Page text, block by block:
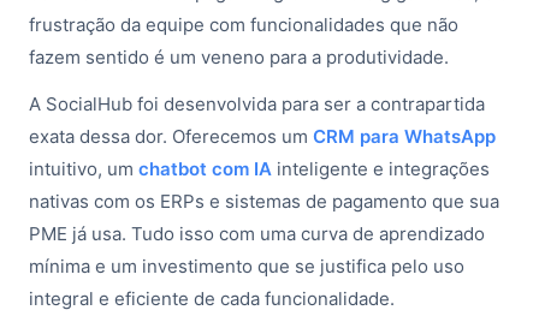
frustração da equipe com funcionalidades que não
fazem sentido é um veneno para a produtividade.
A SocialHub foi desenvolvida para ser a contrapartida
exata dessa dor. Oferecemos um CRM para WhatsApp
intuitivo, um chatbot com IA inteligente e integrações
nativas com os ERPs e sistemas de pagamento que sua
PME já usa. Tudo isso com uma curva de aprendizado
mínima e um investimento que se justifica pelo uso
integral e eficiente de cada funcionalidade.